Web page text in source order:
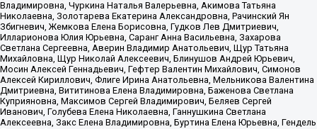
Владимировна, Чуркина Наталья Валерьевна, Акимова Татьяна
Николаевна, Золотарева Екатерина Александровна, Рачинский Ян
Збигневич, Жемкова Елена Борисовна, Гудков Лев Дмитриевич,
Илларионова Юлия Юрьевна, Саранг Анна Васильевна, Захарова
Светлана Сергеевна, Аверин Владимир Анатольевич, Щур Татьяна
Михайловна, Щур Николай Алексеевич, Блинушов Андрей Юрьевич,
Мосин Алексей Геннадьевич, Гефтер Валентин Михайлович, Симонов
Алексей Кириллович, Флиге Ирина Анатольевна, Мельникова Валентина
Дмитриевна, Вититинова Елена Владимировна, Баженова Светлана
Куприяновна, Максимов Сергей Владимирович, Беляев Сергей
Иванович, Голубева Елена Николаевна, Ганнушкина Светлана
Алексеевна, Закс Елена Владимировна, Буртина Елена Юрьевна, Гендель